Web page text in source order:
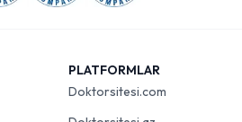
PLATFORMLAR
Doktorsitesi.com